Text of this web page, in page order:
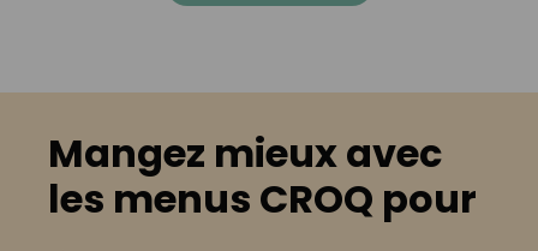
Mangez mieux avec
les menus CROQ pour